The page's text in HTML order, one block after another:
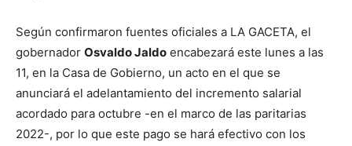
Según confirmaron fuentes oficiales a LA GACETA, el
gobernador Osvaldo Jaldo encabezará este lunes a las
11, en la Casa de Gobierno, un acto en el que se
anunciará el adelantamiento del incremento salarial
acordado para octubre -en el marco de las paritarias
2022-, por lo que este pago se hará efectivo con los